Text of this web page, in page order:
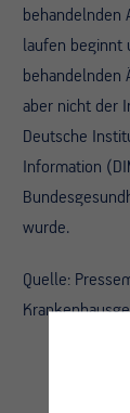
behandelnden
laufen beginnt
behandelnden
aber nicht der
Deutsche
Information
wurde.
Quelle: